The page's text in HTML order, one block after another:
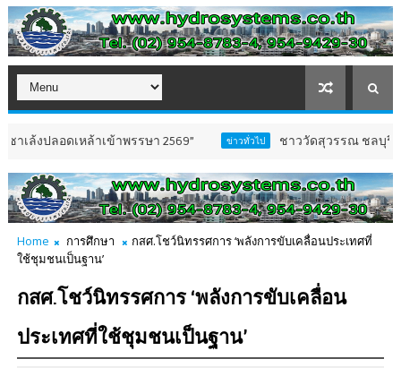
ข้าพรรษา 2569” ข่าวทั่วไป ชาววัดสุวรรณ ชลบุรี เปิดตัว “ธรรมนูญ
Home การศึกษา
กสศ.โชว์นิทรรศการ ‘พลังการขับเคลื่อนประเทศที่
ใช้ชุมชนเป็นฐาน’
กสศ.โชว์นิทรรศการ ‘พลังการขับเคลื่อน
ประเทศที่ใช้ชุมชนเป็นฐาน’